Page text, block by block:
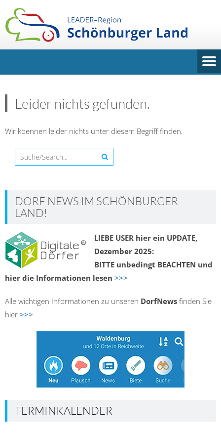
Leider nichts gefunden.
Wir koennen leider nichts unter diesem Begriff finden.
DORF NEWS IM SCHÖNBURGER
LAND!
LIEBE USER hier ein UPDATE,
Dezember 2025:
BITTE unbedingt BEACHTEN und
hier die Informationen lesen >>>
Alle wichtigen Informationen zu unseren DorfNews finden Sie
hier >>>
TERMINKALENDER